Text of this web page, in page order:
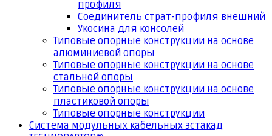
профиля
Соединитель страт-профиля внешний
Укосина для консолей
Типовые опорные конструкции на основе
алюминиевой опоры
Типовые опорные конструкции на основе
стальной опоры
Типовые опорные конструкции на основе
пластиковой опоры
Типовые опорные конструкции
Система модульных кабельных эстакад